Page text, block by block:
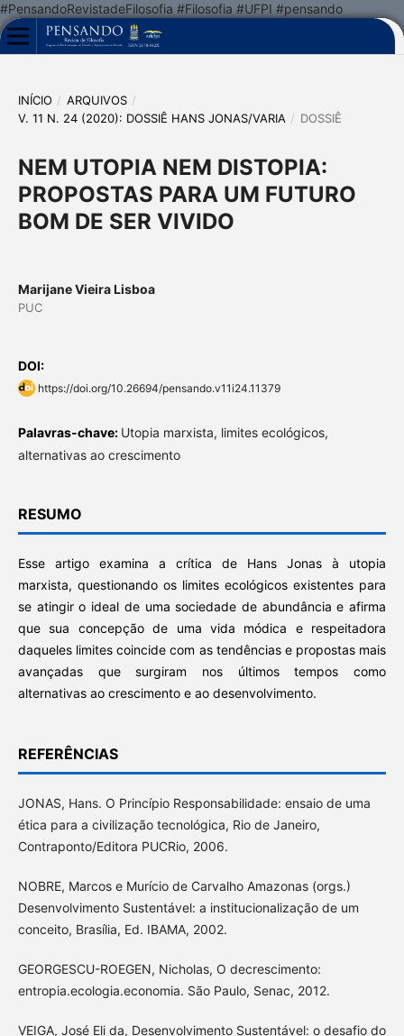
#PensandoRevistadeFilosofia #Filosofia #UFPI #pensando
INÍCIO / ARQUIVOS /
V. 11 N. 24 (2020): DOSSIÊ HANS JONAS/VARIA / DOSSIÊ
NEM UTOPIA NEM DISTOPIA:
PROPOSTAS PARA UM FUTURO
BOM DE SER VIVIDO
Marijane Vieira Lisboa
PUC
DOI:
https://doi.org/10.26694/pensando.v11i24.11379
Palavras-chave: Utopia marxista, limites ecológicos,
alternativas ao crescimento
RESUMO
Esse artigo examina a crítica de Hans Jonas à utopia
marxista, questionando os limites ecológicos existentes para
se atingir o ideal de uma sociedade de abundância e afirma
que sua concepção de uma vida módica e respeitadora
daqueles limites coincide com as tendências e propostas mais
avançadas que surgiram nos últimos tempos como
alternativas ao crescimento e ao desenvolvimento.
REFERÊNCIAS
JONAS, Hans. O Princípio Responsabilidade: ensaio de uma
ética para a civilização tecnológica, Rio de Janeiro,
Contraponto/Editora PUCRio, 2006.
NOBRE, Marcos e Murício de Carvalho Amazonas (orgs.)
Desenvolvimento Sustentável: a institucionalização de um
conceito, Brasília, Ed. IBAMA, 2002.
GEORGESCU-ROEGEN, Nicholas, O decrescimento:
entropia.ecologia.economia. São Paulo, Senac, 2012.
VEIGA, José Eli da, Desenvolvimento Sustentável: o desafio do